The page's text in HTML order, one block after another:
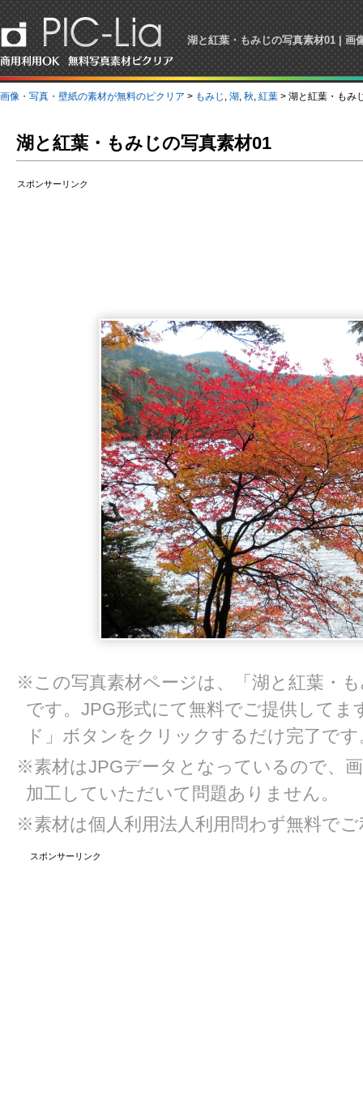
湖と紅葉・もみじの写真素材01 | 画
画像・写真・壁紙の素材が無料のピクリア > もみじ , 湖, 秋, 紅葉 > 湖と紅葉・もみ
湖と紅葉・もみじの写真素材01
スポンサーリンク
※この写真素材ページは、「湖と紅葉・
です。JPG形式にて無料でご提供してま
ド」ボタンをクリックするだけ完了です
※素材はJPGデータとなっているので、
加工していただいて問題ありません。
※素材は個人利用法人利用問わず無料で
スポンサーリンク